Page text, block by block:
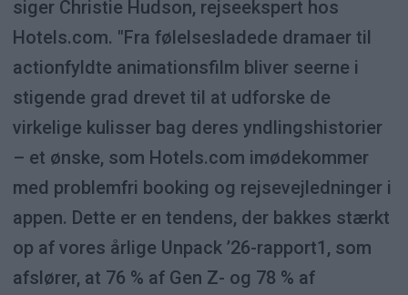
siger Christie Hudson, rejseekspert hos
Hotels.com. "Fra følelsesladede dramaer til
actionfyldte animationsfilm bliver seerne i
stigende grad drevet til at udforske de
virkelige kulisser bag deres yndlingshistorier
– et ønske, som Hotels.com imødekommer
med problemfri booking og rejsevejledninger i
appen. Dette er en tendens, der bakkes stærkt
op af vores årlige Unpack ’26-rapport1, som
afslører, at 76 % af Gen Z- og 78 % af